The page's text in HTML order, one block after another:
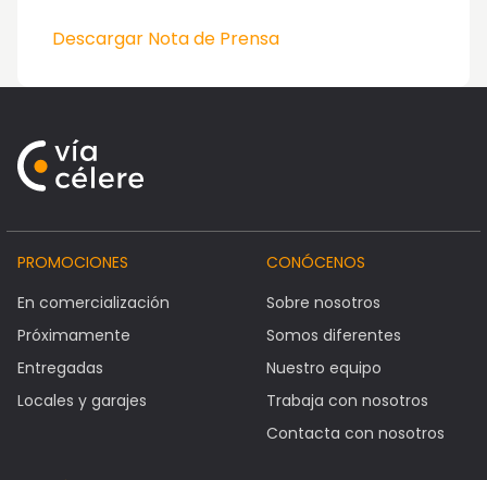
Descargar Nota de Prensa
PROMOCIONES
En comercialización
Próximamente
Entregadas
Locales y garajes
CONÓCENOS
Sobre nosotros
Somos diferentes
Nuestro equipo
Trabaja con nosotros
Contacta con nosotros